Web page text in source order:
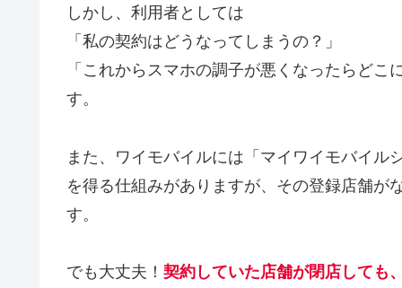
しかし、利用者としては
「私の契約はどうなってしまうの？」
「これからスマホの調子が悪くなったらど
す。
また、ワイモバイルには「マイワイモバイ
を得る仕組みがありますが、その登録店舗が
す。
でも大丈夫！ 契約していた店舗が閉店しても